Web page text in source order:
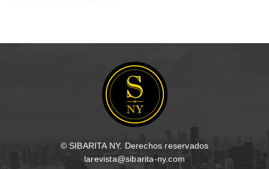
© SIBARITA NY. Derechos reservados
larevista@sibarita-ny.com